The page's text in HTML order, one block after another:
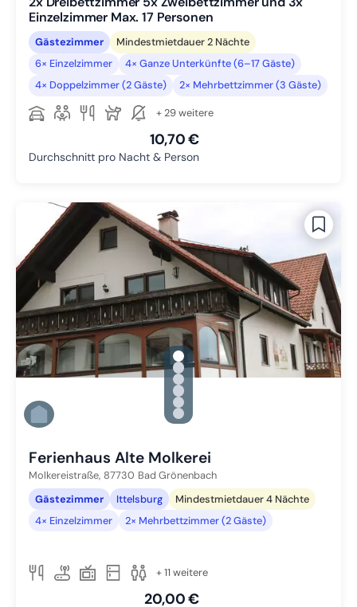
Einzelzimmer Max. 17 Personen
Gästezimmer
Mindestmietdauer 2 Nächte
6× Einzelzimmer
4× Ganze Unterkünfte (6–17 Gäste)
4× Doppelzimmer (2 Gäste)
2× Mehrbettzimmer (3 Gäste)
+ 29 weitere
10,70 €
Durchschnitt pro Nacht & Person
gallery.slide_selector
Zu Slide 1 wechseln
Zu Slide 2 wechseln
Zu Slide 3 wechseln
Zu Slide 4 wechseln
Zu Slide 5 wechseln
Zu Slide 6 wechseln
Ferienhaus Alte Molkerei
Molkereistraße, 87730 Bad Grönenbach
Gästezimmer
Ittelsburg
Mindestmietdauer 4 Nächte
4× Einzelzimmer
2× Mehrbettzimmer (2 Gäste)
+ 11 weitere
20,00 €